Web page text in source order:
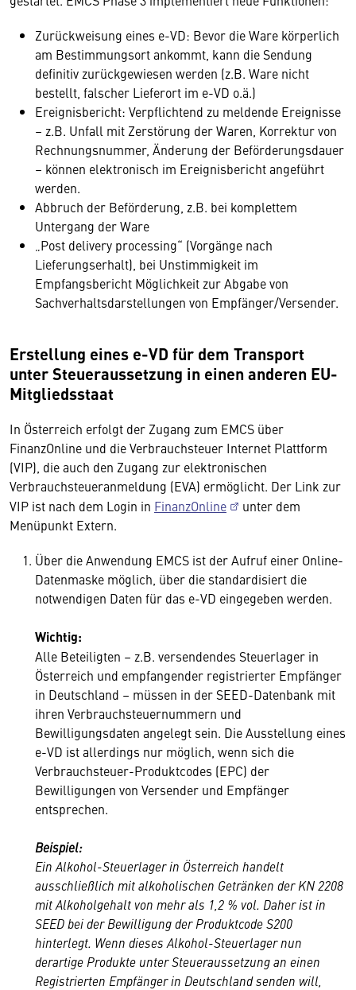
Zurückweisung eines e-VD: Bevor die Ware körperlich
am Bestimmungsort ankommt, kann die Sendung
definitiv zurückgewiesen werden (z.B. Ware nicht
bestellt, falscher Lieferort im e-VD o.ä.)
Ereignisbericht: Verpflichtend zu meldende Ereignisse
– z.B. Unfall mit Zerstörung der Waren, Korrektur von
Rechnungsnummer, Änderung der Beförderungsdauer
– können elektronisch im Ereignisbericht angeführt
werden.
Abbruch der Beförderung, z.B. bei komplettem
Untergang der Ware
„Post delivery processing“ (Vorgänge nach
Lieferungserhalt), bei Unstimmigkeit im
Empfangsbericht Möglichkeit zur Abgabe von
Sachverhaltsdarstellungen von Empfänger/Versender.
Erstellung eines e-VD für dem Transport
unter Steueraussetzung in einen anderen EU-
Mitgliedsstaat
In Österreich erfolgt der Zugang zum EMCS über
FinanzOnline und die Verbrauchsteuer Internet Plattform
(VIP), die auch den Zugang zur elektronischen
Verbrauchsteueranmeldung (EVA) ermöglicht. Der Link zur
VIP ist nach dem Login in FinanzOnline
unter dem
Menüpunkt Extern.
Über die Anwendung EMCS ist der Aufruf einer Online-
Datenmaske möglich, über die standardisiert die
notwendigen Daten für das e-VD eingegeben werden.
Wichtig:
Alle Beteiligten – z.B. versendendes Steuerlager in
Österreich und empfangender registrierter Empfänger
in Deutschland – müssen in der SEED-Datenbank mit
ihren Verbrauchsteuernummern und
Bewilligungsdaten angelegt sein. Die Ausstellung eines
e-VD ist allerdings nur möglich, wenn sich die
Verbrauchsteuer-Produktcodes (EPC) der
Bewilligungen von Versender und Empfänger
entsprechen.
Beispiel:
Ein Alkohol-Steuerlager in Österreich handelt
ausschließlich mit alkoholischen Getränken der KN 2208
mit Alkoholgehalt von mehr als 1,2 % vol. Daher ist in
SEED bei der Bewilligung der Produktcode S200
hinterlegt. Wenn dieses Alkohol-Steuerlager nun
derartige Produkte unter Steueraussetzung an einen
Registrierten Empfänger in Deutschland senden will,